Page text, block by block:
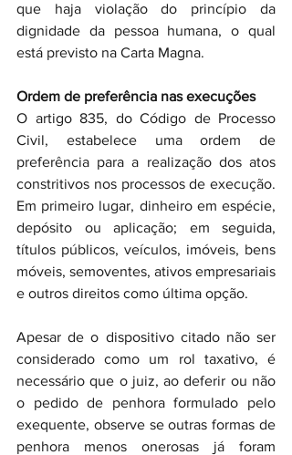
que haja violação do princípio da
dignidade da pessoa humana, o qual
está previsto na Carta Magna.
Ordem de preferência nas execuções
O artigo 835, do Código de Processo
Civil, estabelece uma ordem de
preferência para a realização dos atos
constritivos nos processos de execução.
Em primeiro lugar, dinheiro em espécie,
depósito ou aplicação; em seguida,
títulos públicos, veículos, imóveis, bens
móveis, semoventes, ativos empresariais
e outros direitos como última opção.
Apesar de o dispositivo citado não ser
considerado como um rol taxativo, é
necessário que o juiz, ao deferir ou não
o pedido de penhora formulado pelo
exequente, observe se outras formas de
penhora menos onerosas já foram